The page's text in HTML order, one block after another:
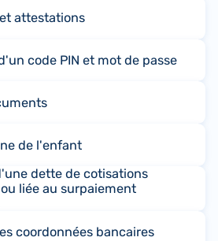
attestations
code PIN et mot de passe
de l'enfant
dette de cotisations
liée au surpaiement
coordonnées bancaires